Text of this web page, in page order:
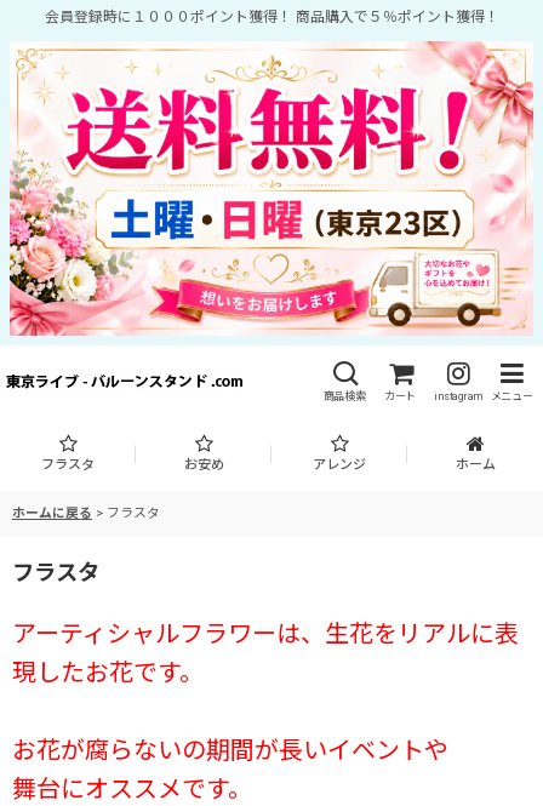
会員登録時に１０００ポイント獲得！ 商品購入で５％ポイント獲得！
商品検索 カート instagram メニュー
フラスタ お安め アレンジ ホーム
ホームに戻る > フラスタ
フラスタ
アーティシャルフラワーは、生花をリアルに表
現したお花です。
お花が腐らないの期間が長いイベントや
舞台にオススメです。